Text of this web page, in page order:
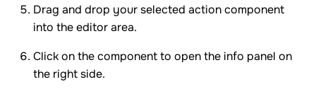
Drag and drop your selected action component
into the editor area.
Click on the component to open the info panel on
the right side.